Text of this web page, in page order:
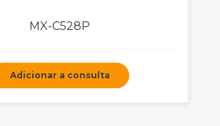
MX-C528P
Adicionar a consulta